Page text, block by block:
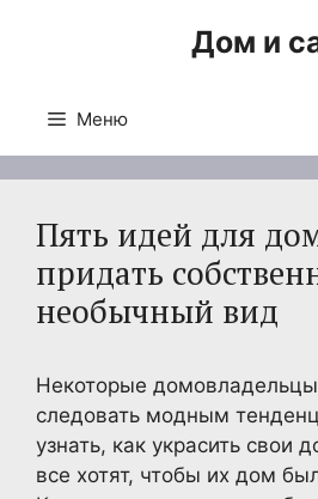
Дом и
Меню
Пять идей для
придать
необычный вид
Некоторые
следовать модным
узнать, как украсить свои
все хотят, чтобы их дом